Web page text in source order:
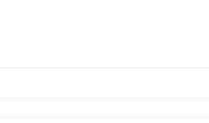
e preço similares, conforme disponibilidade do
imagens é meramente ilustrativa, porém, de acordo com o
inclusas as áreas da(s) vaga(s) de garagem,
de acordo com exigências técnicas.